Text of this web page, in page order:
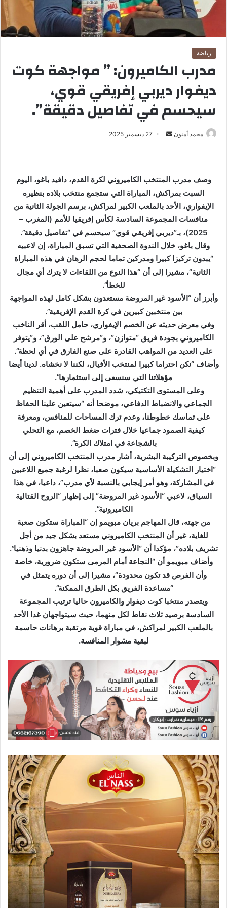
رياضة
مدرب الكاميرون: ” مواجهة كوت
ديفوار ديربي إفريقي قوي،
سيحسم في تفاصيل دقيقة”.
محمد أمنون
ب
ر
د
إ
ك
ن
ي
ا
27 ديسمبر 2025
وصف مدرب المنتخب الكاميروني لكرة القدم، دافيد باغو، اليوم
السبت بمراكش، المباراة التي ستجمع منتخب بلاده بنظيره
الإيفواري، الأحد بالملعب الكبير لمراكش، برسم الجولة الثانية من
منافسات المجموعة السادسة لكأس إفريقيا للأمم (المغرب –
2025)، بـ”ديربي إفريقي قوي” سيحسم في “تفاصيل دقيقة”.
وقال باغو، خلال الندوة الصحفية التي تسبق المباراة، إن لاعبيه
“يبدون تركيزا كبيرا ومدركين تماما لحجم الرهان في هذه المباراة
الثانية”، مشيرا إلى أن “هذا النوع من اللقاءات لا يترك أي مجال
للخطأ”.
وأبرز أن “الأسود غير المروضة مستعدون بشكل كامل لهذه المواجهة
بين منتخبين كبيرين في كرة القدم الإفريقية”.
وفي معرض حديثه عن الخصم الإيفواري، حامل اللقب، أقر الناخب
الكاميروني بجودة فريق “متوازن”، و”مرشح على الورق”، و”يتوفر
على العديد من المواهب القادرة على صنع الفارق في أي لحظة”.
وأضاف “نكن احتراما كبيرا لمنتخب الأفيال، لكننا لا نخشاه. لدينا أيضا
مؤهلاتنا التي سنسعى إلى استثمارها”.
وعلى المستوى التكتيكي، شدد المدرب على أهمية التنظيم
الجماعي والانضباط الدفاعي، موضحا أنه “سيتعين علينا الحفاظ
على تماسك خطوطنا، وعدم ترك المساحات للمنافس، ومعرفة
كيفية الصمود جماعيا خلال فترات ضغط الخصم، مع التحلي
بالشجاعة في امتلاك الكرة”.
وبخصوص التركيبة البشرية، أشار مدرب المنتخب الكاميروني إلى أن
“اختيار التشكيلة الأساسية سيكون صعبا، نظرا لرغبة جميع اللاعبين
في المشاركة، وهو أمر إيجابي بالنسبة لأي مدرب”، داعيا، في هذا
السياق، لاعبي “الأسود غير المروضة” إلى إظهار “الروح القتالية
الكاميرونية”.
من جهته، قال المهاجم بريان مبويمو إن “المباراة ستكون صعبة
للغاية، غير أن المنتخب الكاميروني مستعد بشكل جيد من أجل
تشريف بلاده”، مؤكدا أن “الأسود غير المروضة جاهزون بدنيا وذهنيا”.
وأضاف مبويمو أن “النجاعة أمام المرمى ستكون ضرورية، خاصة
وأن الفرص قد تكون محدودة”، مشيرا إلى أن دوره يتمثل في
“مساعدة الفريق بكل الطرق الممكنة”.
ويتصدر منتخبا كوت ديفوار والكاميرون حاليا ترتيب المجموعة
السادسة برصيد ثلاث نقاط لكل منهما، حيث سيتواجهان غدا الأحد
بالملعب الكبير لمراكش، في مباراة قوية مرتقبة برهانات حاسمة
لبقية مشوار المنافسة.